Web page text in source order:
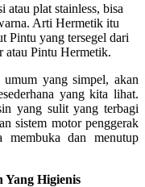
atau plat stainless, bisa
Arti Hermetik itu
Pintu yang tersegel dari
atau Pintu Hermetik.
yang simpel, akan
yang kita lihat.
yang sulit yang terbagi
sistem motor penggerak
dan menutup
Yang Higienis